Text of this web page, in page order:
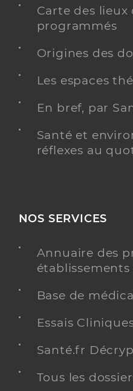
Carte des lieux
programmés
Origines des
Les espaces
En bref, par
Santé et
réflexes au
NOS SERVICES
Annuaire des
établissements
Base de
Essais
Santé.fr
Tous les